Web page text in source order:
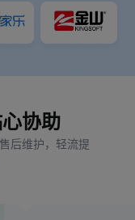
协助
后维护，轻流提